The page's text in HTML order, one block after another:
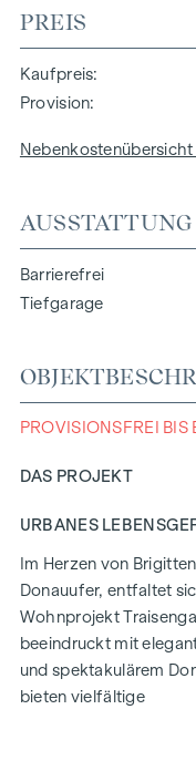
PREIS
Kaufpreis
Provision
Nebenkostenübersicht
AUSSTATTUNG
Barrierefrei
Tiefgarage
PROVISIONSFREI BIS
DAS PROJEKT
URBANES
Im Herzen von
Donauufer, entfaltet
Wohnprojekt
beeindruckt mit
und spektakulärem
bieten vielfältige